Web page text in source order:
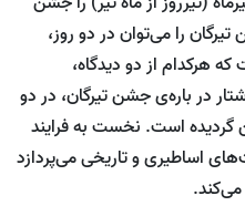
تیرگان را می‌توان در دو روز،
هرکدام از دو دیدگاه،
در باره‌ی جشن تیرگان، در دو
گردیده است. نخست به فرایند
اساطیری و تاریخی می‌پردازد